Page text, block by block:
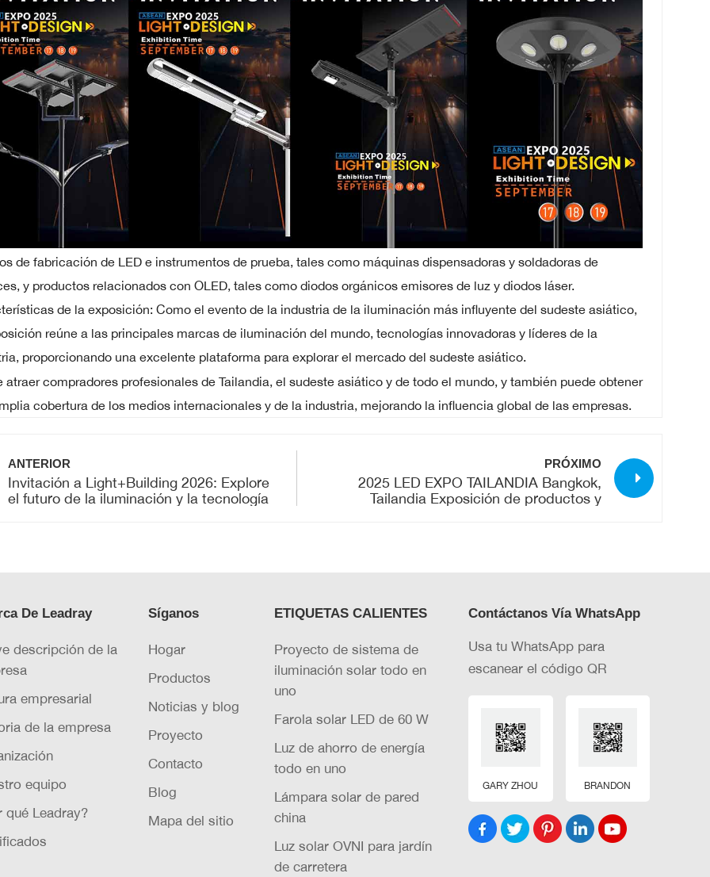
de fabricación de LED e instrumentos de prueba, tales como máquinas dispensadoras y soldadoras de
y productos relacionados con OLED, tales como diodos orgánicos emisores de luz y diodos láser.
de la exposición: Como el evento de la industria de la iluminación más influyente del sudeste asiático,
reúne a las principales marcas de iluminación del mundo, tecnologías innovadoras y líderes de la
proporcionando una excelente plataforma para explorar el mercado del sudeste asiático.
atraer compradores profesionales de Tailandia, el sudeste asiático y de todo el mundo, y también puede obtener
cobertura de los medios internacionales y de la industria, mejorando la influencia global de las empresas.
ANTERIOR
Invitación a Light+Building 2026: Explore
el futuro de la iluminación y la tecnología
PRÓXIMO
2025 LED EXPO TAILANDIA Bangkok,
Tailandia Exposición de productos y
De Leadray
descripción de la
empresarial
de la empresa
equipo
qué Leadray?
Síganos
Hogar
Productos
Noticias y blog
Proyecto
Contacto
Blog
Mapa del sitio
ETIQUETAS CALIENTES
Proyecto de sistema de
iluminación solar todo en
uno
Farola solar LED de 60 W
Luz de ahorro de energía
todo en uno
Lámpara solar de pared
china
Luz solar OVNI para jardín
de carretera
Contáctanos Vía WhatsApp
Usa tu WhatsApp para
escanear el código QR
GARY ZHOU BRANDON